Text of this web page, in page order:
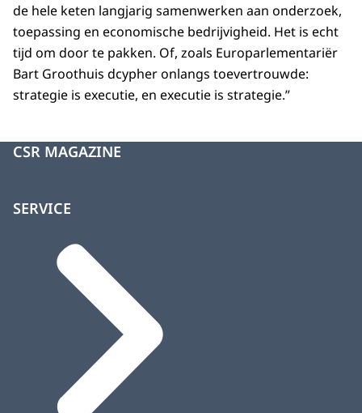
de hele keten langjarig samenwerken aan onderzoek,
toepassing en economische bedrijvigheid. Het is echt
tijd om door te pakken. Of, zoals Europarlementariër
Bart Groothuis dcypher onlangs toevertrouwde:
strategie is executie, en executie is strategie.”
CSR MAGAZINE
SERVICE